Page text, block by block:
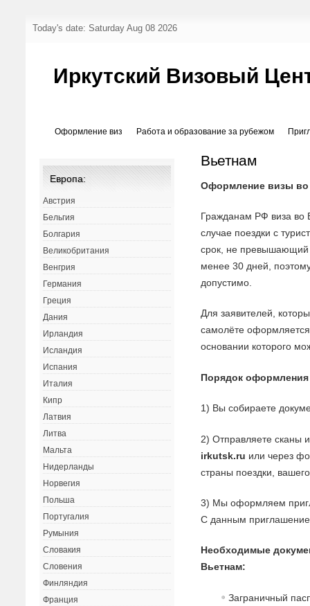
Today's date: Saturday Aug 08 2026
Иркутский Визовый
Оформление виз Работа и образование за рубежом
Вьетнам
Оформление визы
Гражданам РФ виза во
случае поездки с
срок, не превышающий
менее 30 дней,
допустимо.
Для заявителей,
самолёте
основании которого
Порядок
1) Вы собираете
2) Отправляете сканы
irkutsk.ru или через
страны поездки,
3) Мы оформляем
С данным
Необходимые
Вьетнам:
Заграничный
Европа:
Австрия
Бельгия
Болгария
Великобритания
Венгрия
Германия
Греция
Дания
Ирландия
Исландия
Испания
Италия
Кипр
Латвия
Литва
Мальта
Нидерланды
Норвегия
Польша
Португалия
Румыния
Словакия
Словения
Финляндия
Франция